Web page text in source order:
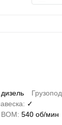
дизель Грузопод.
✓
ВОМ 540 об/мин